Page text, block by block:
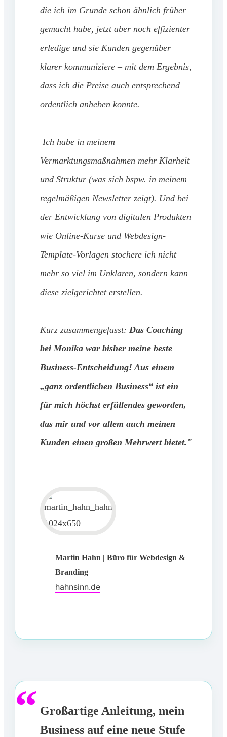
die ich im Grunde schon ähnlich früher
gemacht habe, jetzt aber noch effizienter
erledige und sie Kunden gegenüber
klarer kommuniziere – mit dem Ergebnis,
dass ich die Preise auch entsprechend
ordentlich anheben konnte.
Ich habe in meinem
Vermarktungsmaßnahmen mehr Klarheit
und Struktur (was sich bspw. in meinem
regelmäßigen Newsletter zeigt). Und bei
der Entwicklung von digitalen Produkten
wie Online-Kurse und Webdesign-
Template-Vorlagen stochere ich nicht
mehr so viel im Unklaren, sondern kann
diese zielgerichtet erstellen.
Kurz zusammengefasst: Das Coaching
bei Monika war bisher meine beste
Business-Entscheidung! Aus einem
„ganz ordentlichen Business“ ist ein
für mich höchst erfüllendes geworden,
das mir und vor allem auch meinen
Kunden einen großen Mehrwert bietet."
Martin Hahn | Büro für Webdesign &
Branding
hahnsinn.de
“ Großartige Anleitung, mein
Business auf eine neue Stufe